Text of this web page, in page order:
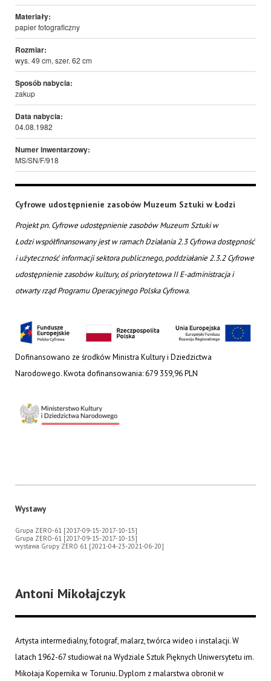
Materiały:
papier fotograficzny
Rozmiar:
wys. 49 cm, szer. 62 cm
Sposób nabycia:
zakup
Data nabycia:
04.08.1982
Numer inwentarzowy:
MS/SN/F/918
Cyfrowe udostępnienie zasobów Muzeum Sztuki w Łodzi
Projekt pn. Cyfrowe udostępnienie zasobów Muzeum Sztuki w
Łodzi współfinansowany jest w ramach Działania 2.3 Cyfrowa dostępność
i użyteczność informacji sektora publicznego, poddziałanie 2.3.2 Cyfrowe
udostępnienie zasobów kultury, oś priorytetowa II E-administracja i
otwarty rząd Programu Operacyjnego Polska Cyfrowa.
Dofinansowano ze środków Ministra Kultury i Dziedzictwa
Narodowego. Kwota dofinansowania: 679 359,96 PLN
Wystawy
Grupa ZERO-61 [2017-09-15-2017-10-15]
Grupa ZERO-61 [2017-09-15-2017-10-15]
wystawa Grupy ZERO 61 [2021-04-23-2021-06-20]
Antoni Mikołajczyk
Artysta intermedialny, fotograf, malarz, twórca wideo i instalacji. W
latach 1962-67 studiował na Wydziale Sztuk Pięknych Uniwersytetu im.
Mikołaja Kopernika w Toruniu. Dyplom z malarstwa obronił w